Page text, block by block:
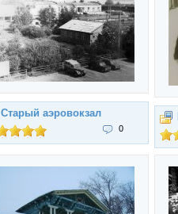
Старый аэровокзал
0